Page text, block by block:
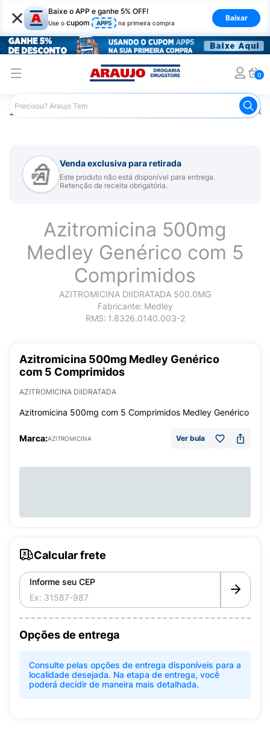
× Baixe o APP e ganhe 5% OFF!
Use o cupom APP5 na primeira compra
Baixar
0
Araujo Medicamentos Remédios para Alergias e
Venda exclusiva para retirada
Este produto não está disponível para entrega.
Retenção de receita obrigatória.
Azitromicina 500mg
Medley Genérico com 5
Comprimidos
AZITROMICINA DIIDRATADA 500.0MG
Fabricante: Medley
RMS: 1.8326.0140.003-2
Azitromicina 500mg Medley Genérico
com 5 Comprimidos
AZITROMICINA DIIDRATADA
Azitromicina 500mg com 5 Comprimidos Medley Genérico
Marca:AZITROMICINA Ver bula
Calcular frete
Informe seu CEP
Opções de entrega
Consulte pelas opções de entrega disponíveis para a
localidade desejada. Na etapa de entrega, você
poderá decidir de maneira mais detalhada.